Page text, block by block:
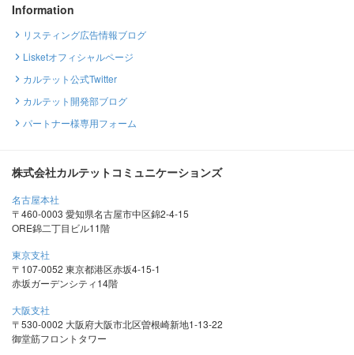
Information
リスティング広告情報ブログ
Lisketオフィシャルページ
カルテット公式Twitter
カルテット開発部ブログ
パートナー様専用フォーム
株式会社カルテットコミュニケーションズ
名古屋本社
〒460-0003 愛知県名古屋市中区錦2-4-15
ORE錦二丁目ビル11階
東京支社
〒107-0052 東京都港区赤坂4-15-1
赤坂ガーデンシティ14階
大阪支社
〒530-0002 大阪府大阪市北区曽根崎新地1-13-22
御堂筋フロントタワー